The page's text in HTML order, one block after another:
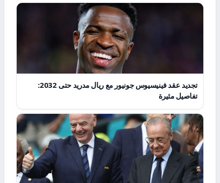
تجديد عقد فينيسيوس جونيور مع ريال مدريد حتى 2032:
تفاصيل مثيرة